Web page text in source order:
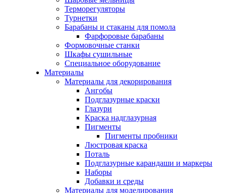
Терморегуляторы
Турнетки
Барабаны и стаканы для помола
Фарфоровые барабаны
Формовочные станки
Шкафы сушильные
Специальное оборудование
Материалы
Материалы для декорирования
Ангобы
Подглазурные краски
Глазури
Краска надглазурная
Пигменты
Пигменты пробники
Люстровая краска
Поталь
Подглазурные карандаши и маркеры
Наборы
Добавки и среды
Материалы для моделирования